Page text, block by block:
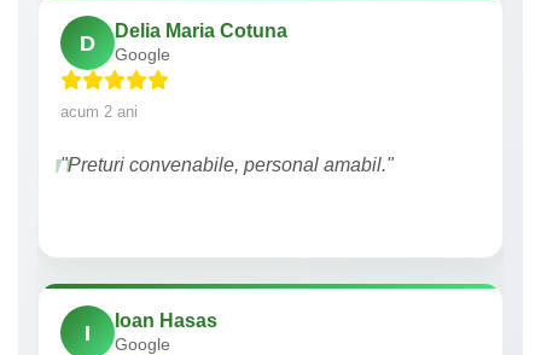
D
Delia Maria Cotuna
Google
acum 2 ani
"Preturi convenabile, personal amabil."
I
Ioan Hasas
Google